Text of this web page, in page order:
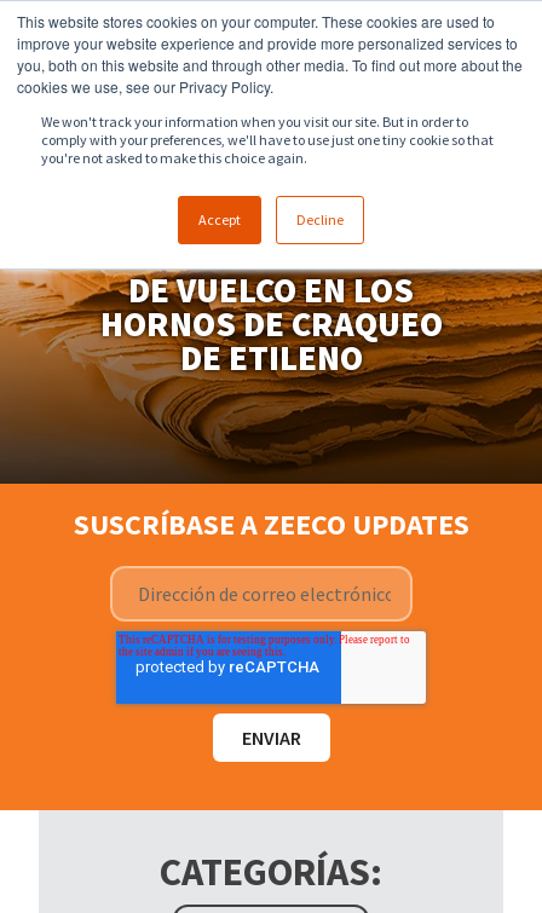
This website stores cookies on your computer. These cookies are used to
improve your website experience and provide more personalized services to
you, both on this website and through other media. To find out more about the
cookies we use, see our Privacy Policy.
We won't track your information when you visit our site. But in order to
comply with your preferences, we'll have to use just one tiny cookie so that
you're not asked to make this choice again.
Accept Decline
918.258.8551 sales@zeeco.com
INTERACCIÓN DE LA
LLAMA Y SOLUCIONES
DE VUELCO EN LOS
HORNOS DE CRAQUEO
DE ETILENO
SUSCRÍBASE A ZEECO UPDATES
CATEGORÍAS: